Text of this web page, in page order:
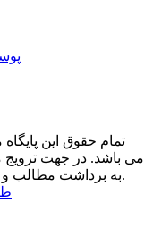
تمام حقوق این
می باشد. در جهت ترویج
به برداشت مطالب و تصاویر [به جز مصارف تجاری] وجود ندارد.